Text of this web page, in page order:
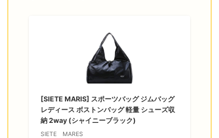
[SIETE MARIS] スポーツバッグ ジムバッグ
レディース ボストンバッグ 軽量 シューズ収
納 2way (シャイニーブラック)
SIETE MARES